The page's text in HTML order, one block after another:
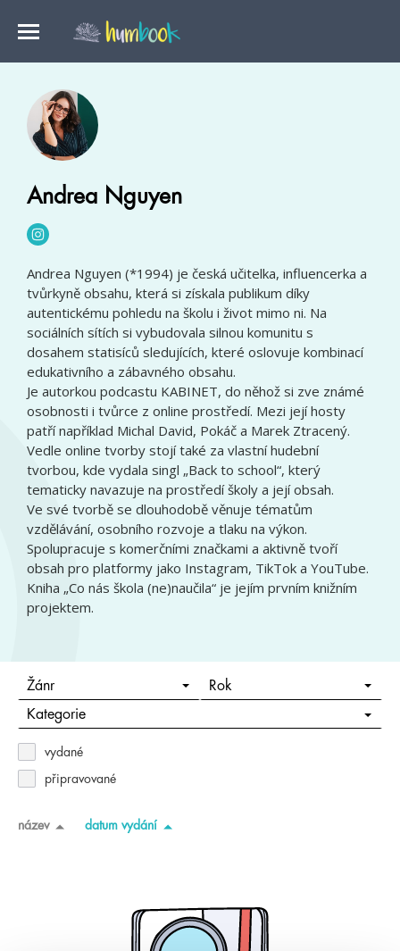
Andrea Nguyen
Andrea Nguyen (*1994) je česká učitelka, influencerka a
tvůrkyně obsahu, která si získala publikum díky
autentickému pohledu na školu i život mimo ni. Na
sociálních sítích si vybudovala silnou komunitu s
dosahem statisíců sledujících, které oslovuje kombinací
edukativního a zábavného obsahu.
Je autorkou podcastu KABINET, do něhož si zve známé
osobnosti i tvůrce z online prostředí. Mezi její hosty
patří například Michal David, Pokáč a Marek Ztracený.
Vedle online tvorby stojí také za vlastní hudební
tvorbou, kde vydala singl „Back to school“, který
tematicky navazuje na prostředí školy a její obsah.
Ve své tvorbě se dlouhodobě věnuje tématům
vzdělávání, osobního rozvoje a tlaku na výkon.
Spolupracuje s komerčními značkami a aktivně tvoří
obsah pro platformy jako Instagram, TikTok a YouTube.
Kniha „Co nás škola (ne)naučila“ je jejím prvním knižním
projektem.
Žánr Rok
Kategorie
vydané
připravované
název datum vydání